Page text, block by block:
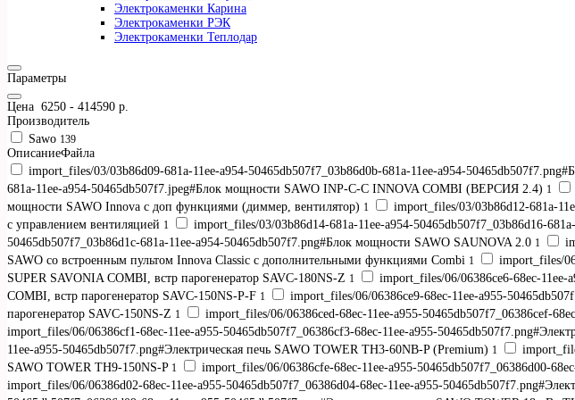
Электрокаменки Карина
Электрокаменки РЭК
Электрокаменки Теплодар
Параметры
Цена 6250 - 414590 р.
Производитель
Sawo 139
ОписаниеФайла
import_files/03/03b86d09-681a-11ee-a954-50465db507f7_03b86d0b-681a-11ee-a954-
681a-11ee-a954-50465db507f7.jpeg#Блок мощности SAWO INP-C-C INNOVA COMBI (ВЕРСИЯ 2.4) 1
мощности SAWO Innova с доп функциями (диммер, вентилятор) 1
import_files/03/03b86d12-681a-
с управлением вентиляцией 1 import_files/03/03b86d14-681a-11ee-a954-50465db507f7_03b86d16-
50465db507f7_03b86d1c-681a-11ee-a954-50465db507f7.png#Блок мощности SAWO SAUNOVA 2.0 1
SAWO со встроенным пультом Innova Classic с дополнительными функциями Combi 1
import_files/
SUPER SAVONIA COMBI, встр парогенератор SAVC-180NS-Z 1
import_files/06/06386ce6-68ec-11ee-
COMBI, встр парогенератор SAVC-150NS-P-F 1
import_files/06/06386ce9-68ec-11ee-a955-
парогенератор SAVC-150NS-Z 1 import_files/06/06386ced-68ec-11ee-a955-50465db507f7_06386cef-
import_files/06/06386cf1-68ec-11ee-a955-50465db507f7_06386cf3-68ec-11ee-a955-
11ee-a955-50465db507f7.png#Электрическая печь SAWO TOWER TH3-60NB-P (Premium) 1
SAWO TOWER TH9-150NS-P 1 import_files/06/06386cfe-68ec-11ee-a955-50465db507f7_06386d00-
import_files/06/06386d02-68ec-11ee-a955-50465db507f7_06386d04-68ec-11ee-a955-